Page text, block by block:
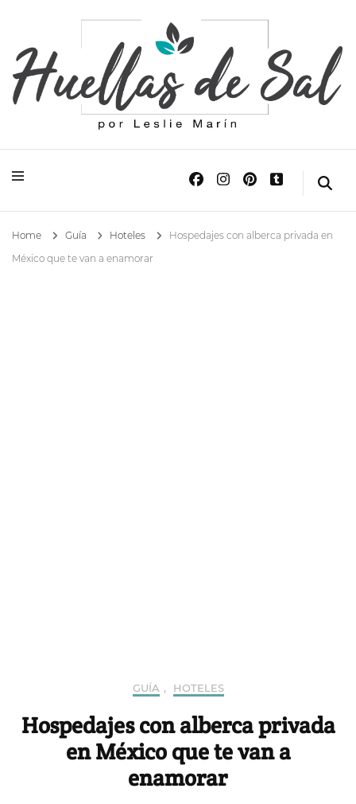
Huellas de Sal
Home Guía Hoteles
Hospedajes con alberca privada en
México que te van a enamorar
GUÍA , HOTELES
Hospedajes con alberca privada
en México que te van a
enamorar